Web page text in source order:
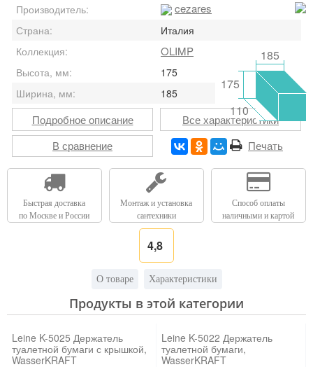
Производитель: cezares
Страна:
Италия
Коллекция:
OLIMP
Высота, мм:
175
Ширина, мм:
185
175
185
110
Подробное описание
Все характеристики
В сравнение
Печать
Быстрая доставка
по Москве и России
Монтаж и установка
сантехники
Способ оплаты
наличными и картой
4,8
О товаре Характеристики
Продукты в этой категории
Leine K-5025 Держатель
туалетной бумаги с крышкой,
WasserKRAFT
Leine K-5022 Держатель
туалетной бумаги,
WasserKRAFT